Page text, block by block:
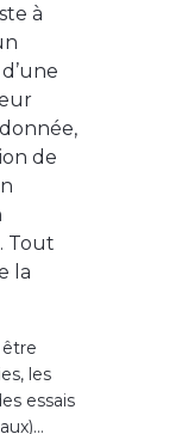
à
de
Tout
la
les
essais